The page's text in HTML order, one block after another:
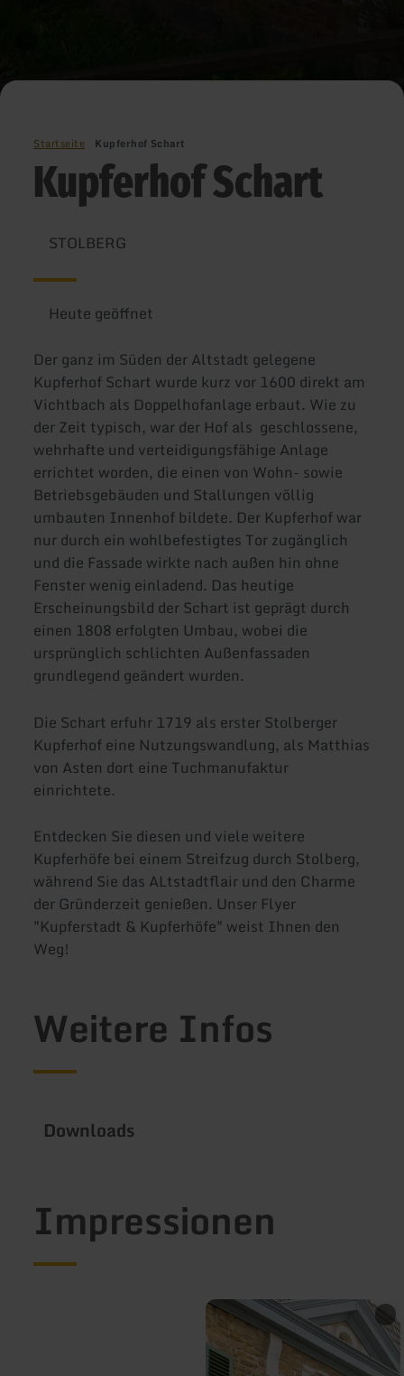
Startseite Kupferhof Schart
Kupferhof Schart
STOLBERG
Heute geöffnet
Der ganz im Süden der Altstadt gelegene
Kupferhof Schart wurde kurz vor 1600 direkt am
Vichtbach als Doppelhofanlage erbaut. Wie zu
der Zeit typisch, war der Hof als geschlossene,
wehrhafte und verteidigungsfähige Anlage
errichtet worden, die einen von Wohn- sowie
Betriebsgebäuden und Stallungen völlig
umbauten Innenhof bildete. Der Kupferhof war
nur durch ein wohlbefestigtes Tor zugänglich
und die Fassade wirkte nach außen hin ohne
Fenster wenig einladend. Das heutige
Erscheinungsbild der Schart ist geprägt durch
einen 1808 erfolgten Umbau, wobei die
ursprünglich schlichten Außenfassaden
grundlegend geändert wurden.
Die Schart erfuhr 1719 als erster Stolberger
Kupferhof eine Nutzungswandlung, als Matthias
von Asten dort eine Tuchmanufaktur
einrichtete.
Entdecken Sie diesen und viele weitere
Kupferhöfe bei einem Streifzug durch Stolberg,
während Sie das ALtstadtflair und den Charme
der Gründerzeit genießen. Unser Flyer
"Kupferstadt & Kupferhöfe" weist Ihnen den
Weg!
Weitere Infos
Downloads
Impressionen